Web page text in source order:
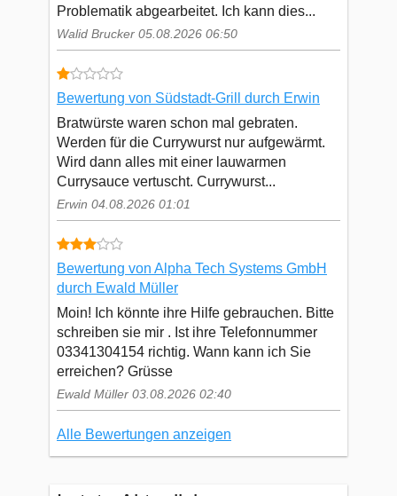
Problematik abgearbeitet. Ich kann dies...
Walid Brucker 05.08.2026 06:50
Bewertung von Südstadt-Grill durch Erwin
Bratwürste waren schon mal gebraten.
Werden für die Currywurst nur aufgewärmt.
Wird dann alles mit einer lauwarmen
Currysauce vertuscht. Currywurst...
Erwin 04.08.2026 01:01
Bewertung von Alpha Tech Systems GmbH
durch Ewald Müller
Moin! Ich könnte ihre Hilfe gebrauchen. Bitte
schreiben sie mir . Ist ihre Telefonnummer
03341304154 richtig. Wann kann ich Sie
erreichen? Grüsse
Ewald Müller 03.08.2026 02:40
Alle Bewertungen anzeigen